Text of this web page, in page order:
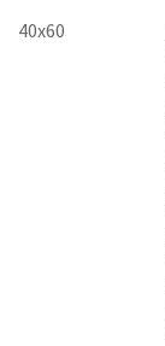
40x60